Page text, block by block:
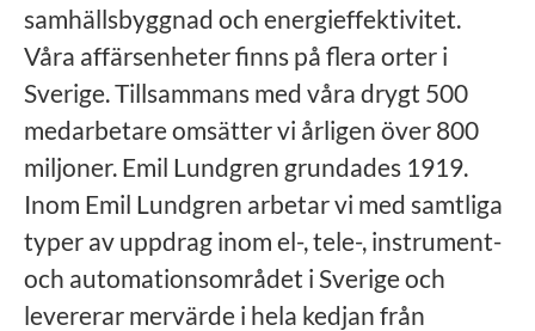
samhällsbyggnad och energieffektivitet.
Våra affärsenheter finns på flera orter i
Sverige. Tillsammans med våra drygt 500
medarbetare omsätter vi årligen över 800
miljoner. Emil Lundgren grundades 1919.
Inom Emil Lundgren arbetar vi med samtliga
typer av uppdrag inom el-, tele-, instrument-
och automationsområdet i Sverige och
levererar mervärde i hela kedjan från